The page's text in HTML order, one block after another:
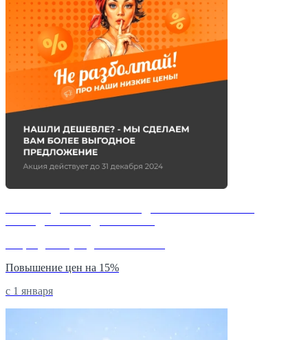
Повышение цен на 15%
с 1 января